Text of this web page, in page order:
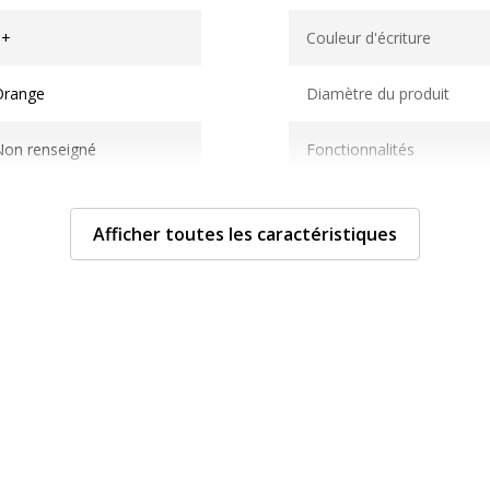
renseigné
Stylos et crayons
Couleur d'écriture
Diamètre du produit
Fonctionnalités
Forme du corps
Afficher toutes les caractéristiques